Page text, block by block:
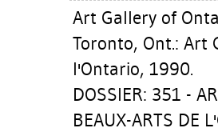
Art Gallery of
Toronto, Ont.: Art
l'Ontario, 1990.
DOSSIER: 351 -
BEAUX-ARTS DE